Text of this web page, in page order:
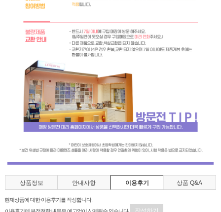
상품정보 안내사항 이용후기 상품 Q&A
현재상품에 대한 이용후기를 작성합니다.